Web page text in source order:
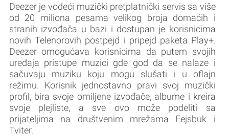
Deezer je vodeći muzički pretplatnički servis sa više
od 20 miliona pesama velikog broja domaćih i
stranih izvođača u bazi i dostupan je korisnicima
novih Telenorovih postpejd i pripejd paketa Play+.
Deezer omogućava korisnicima da putem svojih
uređaja pristupe muzici gde god da se nalaze i
sačuvaju muziku koju mogu slušati i u oflajn
režimu. Korisnik jednostavno pravi svoj muzički
profil, bira svoje omiljene izvođače, albume i kreira
svoje plejliste, a sve ovo može podeliti sa
prijateljima na društvenim mrežama Fejsbuk i
Tviter.